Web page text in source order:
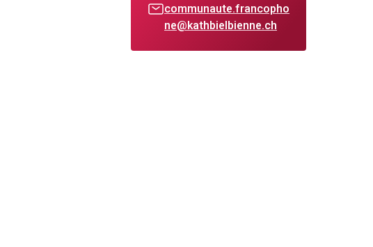
communaute.francopho
ne@kathbielbienne.ch